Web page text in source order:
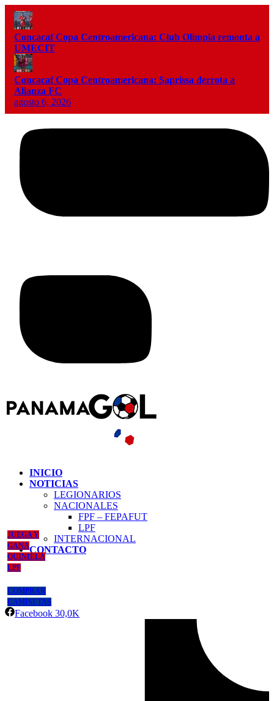
Concacaf Copa Centroamericana: Club Olimpia remonta a
UMECIT
Concacaf Copa Centroamericana: Saprissa derrota a
Alianza FC
agosto 6, 2026
INICIO
NOTICIAS
LEGIONARIOS
NACIONALES
FPF – FEPAFUT
LPF
INTERNACIONAL
CONTACTO
JUEGA Y
GANA
QUINIELA
LPF
COMPRAR
CAMISETAS
Facebook 30,0K